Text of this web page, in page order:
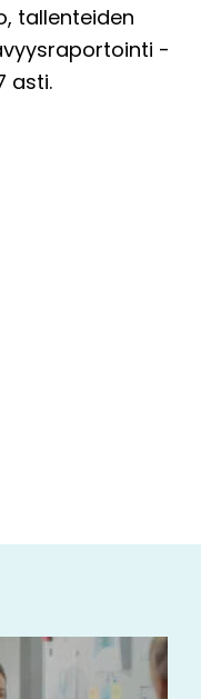
tallenteiden
-
asti.